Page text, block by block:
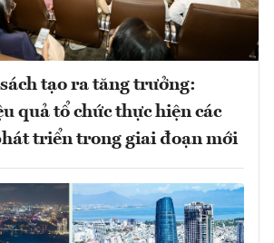
tạo ra tăng trưởng:
quả tổ chức thực hiện các
triển trong giai đoạn mới